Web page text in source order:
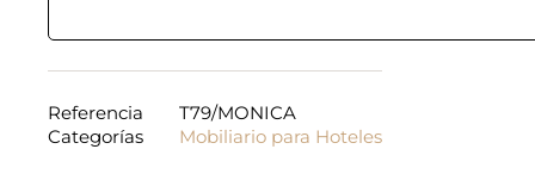
Referencia
T79/MONICA
Categorías
Mobiliario para Hoteles